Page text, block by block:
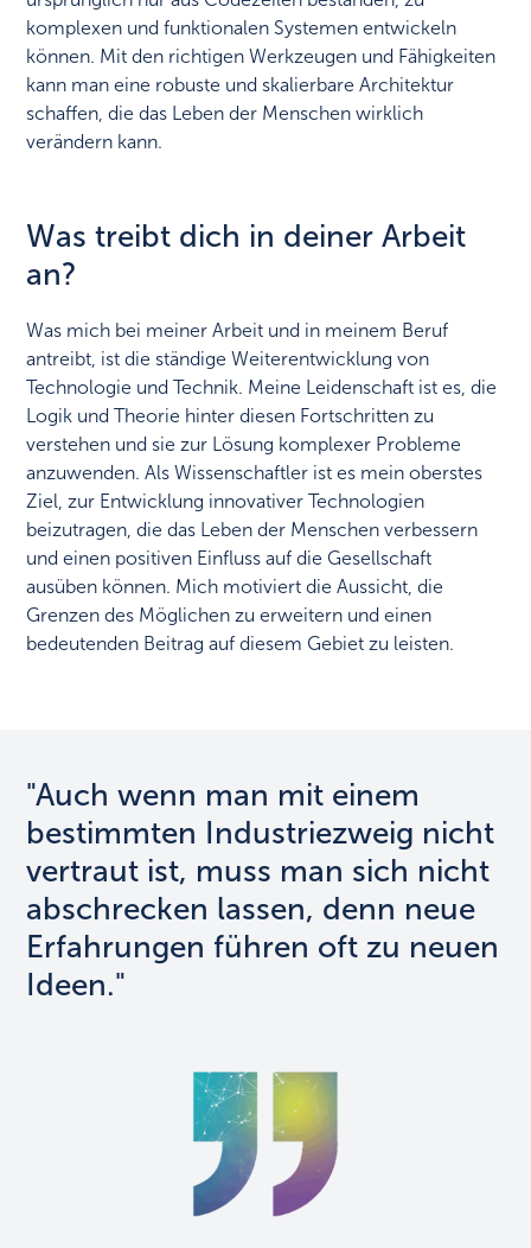
komplexen und funktionalen Systemen entwickeln
können. Mit den richtigen Werkzeugen und Fähigkeiten
kann man eine robuste und skalierbare Architektur
schaffen, die das Leben der Menschen wirklich
verändern kann.
Was treibt dich in deiner Arbeit
an?
Was mich bei meiner Arbeit und in meinem Beruf
antreibt, ist die ständige Weiterentwicklung von
Technologie und Technik. Meine Leidenschaft ist es, die
Logik und Theorie hinter diesen Fortschritten zu
verstehen und sie zur Lösung komplexer Probleme
anzuwenden. Als Wissenschaftler ist es mein oberstes
Ziel, zur Entwicklung innovativer Technologien
beizutragen, die das Leben der Menschen verbessern
und einen positiven Einfluss auf die Gesellschaft
ausüben können. Mich motiviert die Aussicht, die
Grenzen des Möglichen zu erweitern und einen
bedeutenden Beitrag auf diesem Gebiet zu leisten.
"Auch wenn man mit einem
bestimmten Industriezweig nicht
vertraut ist, muss man sich nicht
abschrecken lassen, denn neue
Erfahrungen führen oft zu neuen
Ideen."